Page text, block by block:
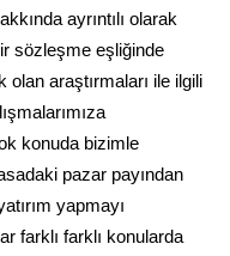
ayrıntılı olarak
sözleşme eşliğinde
olan araştırmaları ile ilgili
konuda bizimle
pazar payından
yapmayı
farklı farklı konularda